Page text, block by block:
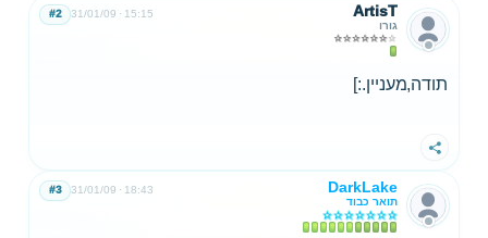
ArtisT
גורו
31/01/09 15:15
#2
תודה,מעניין.:]
שתף
DarkLake
תואר כבוד
31/01/09 18:43
#3